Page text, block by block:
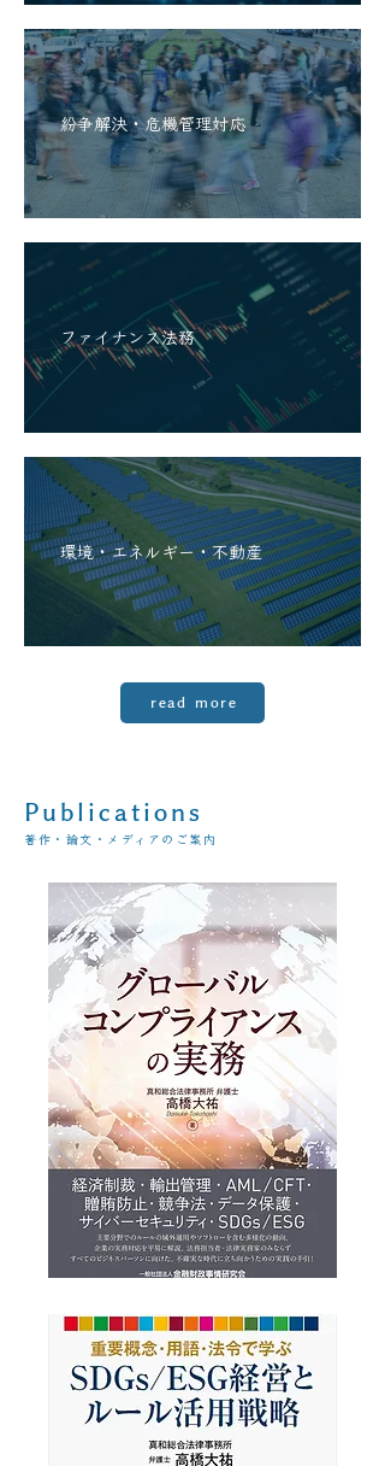
紛争解決・危機管理対応
ファイナンス法務
環境・エネルギー・不動産
read more
Publications
著作・論文・メディアのご案内